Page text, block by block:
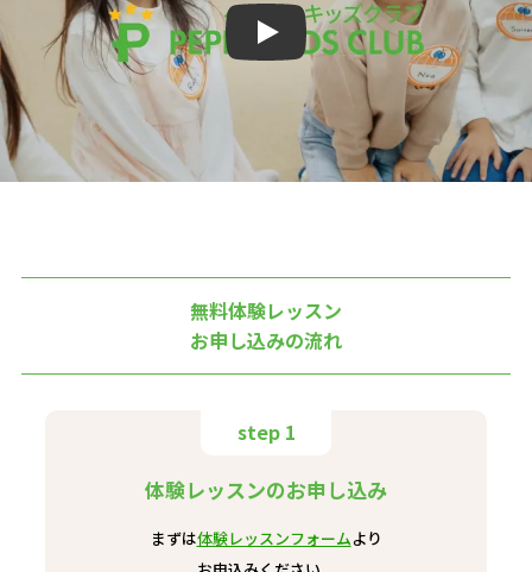
Play
無料体験レッスン
お申し込みの流れ
step 1
体験レッスンのお申し込み
まずは体験レッスンフォームより